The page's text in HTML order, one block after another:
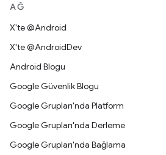
AĞ
X'te @Android
X'te @AndroidDev
Android Blogu
Google Güvenlik Blogu
Google Grupları'nda Platform
Google Grupları'nda Derleme
Google Grupları'nda Bağlama